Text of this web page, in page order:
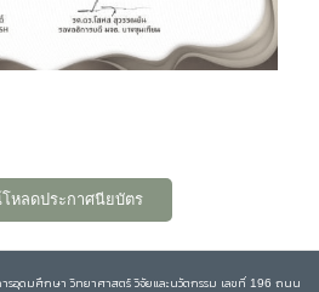
หลดประกาศนียบัตร
ารอุดมศึกษา วิทยาศาสตร์ วิจัยและนวัตกรรม เลขที่ 196 ถนน